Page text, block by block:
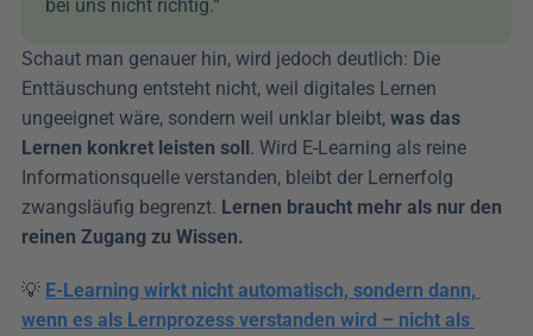
bei uns nicht richtig.“
Schaut man genauer hin, wird jedoch deutlich: Die
Enttäuschung entsteht nicht, weil digitales Lernen
ungeeignet wäre, sondern weil unklar bleibt, was das
Lernen konkret leisten soll. Wird E-Learning als reine
Informationsquelle verstanden, bleibt der Lernerfolg
zwangsläufig begrenzt. Lernen braucht mehr als nur den
reinen Zugang zu Wissen.
💡 E-Learning wirkt nicht automatisch, sondern dann,
wenn es als Lernprozess verstanden wird – nicht als